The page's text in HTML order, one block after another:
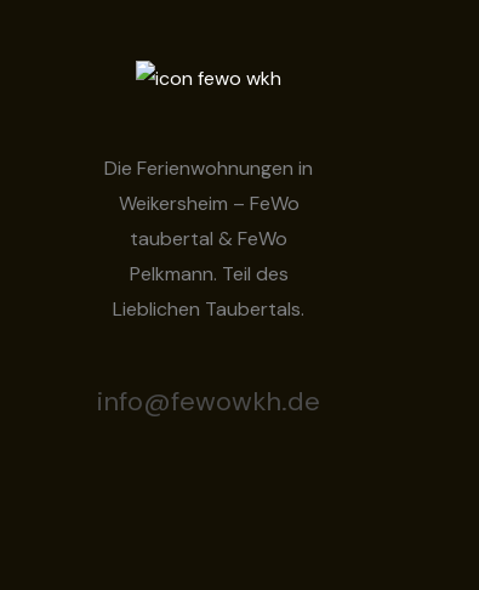
Die Ferienwohnungen in
Weikersheim – FeWo
taubertal & FeWo
Pelkmann. Teil des
Lieblichen Taubertals.
info@fewowkh.de